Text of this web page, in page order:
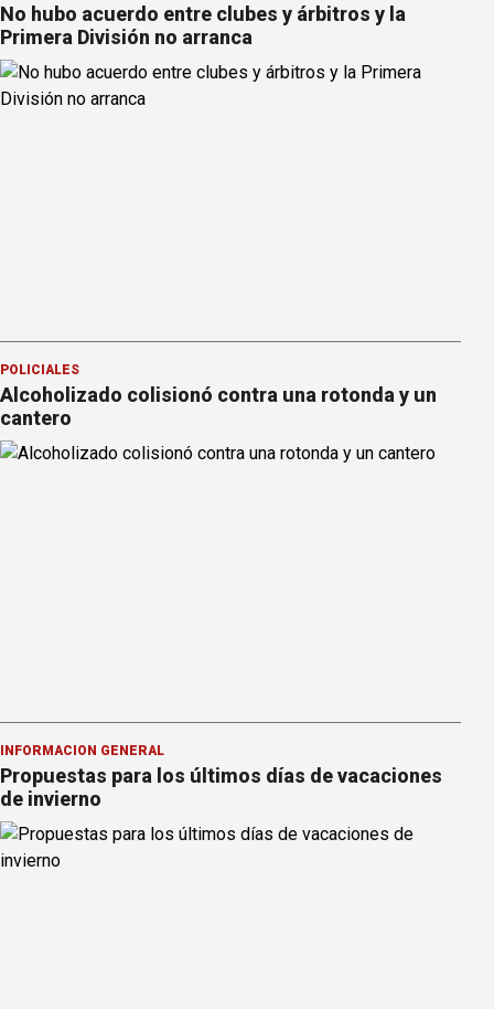
No hubo acuerdo entre clubes y árbitros y la
Primera División no arranca
POLICIALES
Alcoholizado colisionó contra una rotonda y un
cantero
INFORMACION GENERAL
Propuestas para los últimos días de vacaciones
de invierno